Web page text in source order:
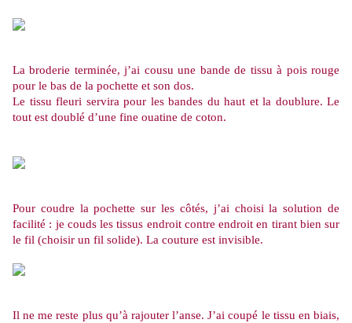
La broderie terminée, j’ai cousu une bande de tissu à pois rouge
pour le bas de la pochette et son dos.
Le tissu fleuri servira pour les bandes du haut et la doublure. Le
tout est doublé d’une fine ouatine de coton.
Pour coudre la pochette sur les côtés, j’ai choisi la solution de
facilité : je couds les tissus endroit contre endroit en tirant bien sur
le fil (choisir un fil solide). La couture est invisible.
Il ne me reste plus qu’à rajouter l’anse. J’ai coupé le tissu en biais,